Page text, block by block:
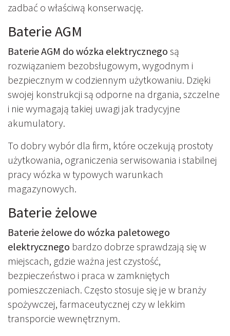
zadbać o właściwą konserwację.
Baterie AGM
Baterie AGM do wózka elektrycznego są
rozwiązaniem bezobsługowym, wygodnym i
bezpiecznym w codziennym użytkowaniu. Dzięki
swojej konstrukcji są odporne na drgania, szczelne
i nie wymagają takiej uwagi jak tradycyjne
akumulatory.
To dobry wybór dla firm, które oczekują prostoty
użytkowania, ograniczenia serwisowania i stabilnej
pracy wózka w typowych warunkach
magazynowych.
Baterie żelowe
Baterie żelowe do wózka paletowego
elektrycznego bardzo dobrze sprawdzają się w
miejscach, gdzie ważna jest czystość,
bezpieczeństwo i praca w zamkniętych
pomieszczeniach. Często stosuje się je w branży
spożywczej, farmaceutycznej czy w lekkim
transporcie wewnętrznym.